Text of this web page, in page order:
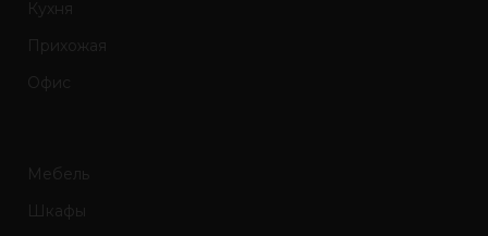
Кухня
Прихожая
Офис
Мебель
Шкафы